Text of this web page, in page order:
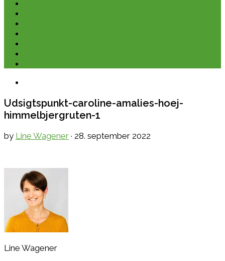
Udsigtspunkt-caroline-amalies-hoej-
himmelbjergruten-1
by Line Wagener · 28. september 2022
Line Wagener